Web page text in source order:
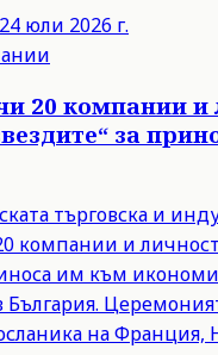
24 юли 2026 г.
20 компании и
за
търговска и
компании и
им към
на Франция,